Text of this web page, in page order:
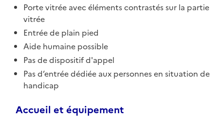
Porte vitrée avec éléments contrastés sur la partie
vitrée
Entrée de plain pied
Aide humaine possible
Pas de dispositif d'appel
Pas d’entrée dédiée aux personnes en situation de
handicap
Accueil et équipement